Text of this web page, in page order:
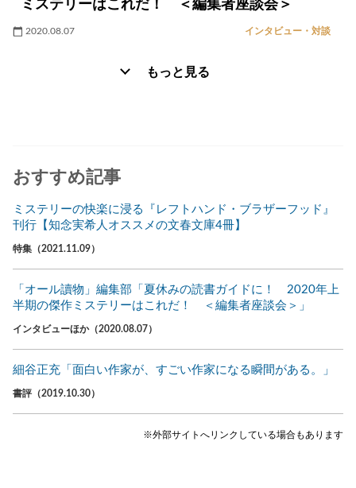
ミステリーはこれだ！ ＜編集者座談会＞
2020.08.07 インタビュー・対談
もっと見る
おすすめ記事
ミステリーの快楽に浸る『レフトハンド・ブラザーフッド』
刊行【知念実希人オススメの文春文庫4冊】
特集（2021.11.09）
「オール讀物」編集部「夏休みの読書ガイドに！ 2020年上
半期の傑作ミステリーはこれだ！ ＜編集者座談会＞」
インタビューほか（2020.08.07）
細谷正充「面白い作家が、すごい作家になる瞬間がある。」
書評（2019.10.30）
※外部サイトへリンクしている場合もあります